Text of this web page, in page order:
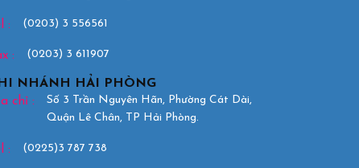
: (0203) 3 556561
: (0203) 3 611907
NHÁNH HẢI PHÒNG
chỉ :
Số 3 Trần Nguyên Hãn, Phường Cát Dài,
Quận Lê Chân, TP Hải Phòng.
: (0225)3 787 738